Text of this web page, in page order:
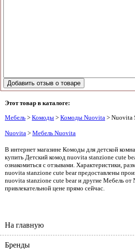
Этот товар в каталоге:
Мебель > Комоды > Комоды Nuovita > Nuovita
Nuovita > Мебель Nuovita
В интернет магазине Комоды для детской
купить Детский комод nuovita stanzione cute
ознакомиться с отзывами. Характеристики,
nuovita stanzione cute bear предоставлены
nuovita stanzione cute bear и другие Мебель от
привлекательной цене прямо сейчас.
На главную
Бренды